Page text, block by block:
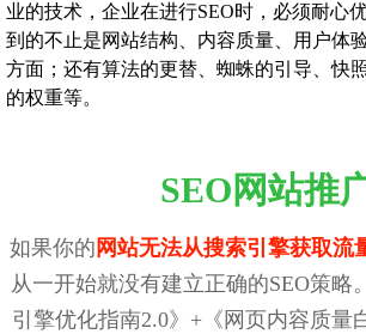
业的技术，企业在进行SEO时，必须耐心
到的不止是网站结构、内容质量、用户体
方面；还有算法的更替、蜘蛛的引导、快
的权重等。
SEO网站推
如果你的 网站无法从搜索引擎获取流
从一开始就没有建立正确的SEO策略
引擎优化指南2.0》+《网页内容质量